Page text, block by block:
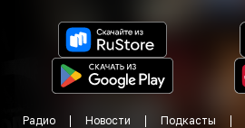
Радио Новости Подкасты